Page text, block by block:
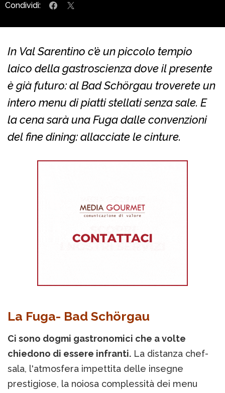
Condividi:
In Val Sarentino c’è un piccolo tempio
laico della gastroscienza dove il presente
è già futuro: al Bad Schörgau troverete un
intero menu di piatti stellati senza sale. E
la cena sarà una Fuga dalle convenzioni
del fine dining: allacciate le cinture.
La Fuga- Bad Schörgau
Ci sono dogmi gastronomici che a volte
chiedono di essere infranti. La distanza chef-
sala, l'atmosfera impettita delle insegne
prestigiose, la noiosa complessità dei menu